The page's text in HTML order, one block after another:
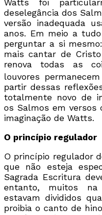
Watts foi
deselegância dos
versão inadequada
anos. Em meio a
perguntar a si
mais cantar de
renova todas as
louvores
partir dessas
totalmente novo de
os Salmos em versos
imaginação de Watts.
O princípio regulador
O princípio regulador
que não esteja
Sagrada Escritura
entanto, muitos
estavam divididos
proibia o canto de